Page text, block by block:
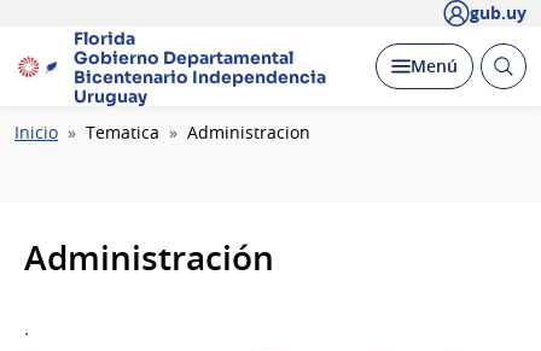
gub.uy
Florida
Gobierno Departamental
Bicentenario Independencia
Uruguay
Desplegar
Menú Abrir
Ruta
Inicio Tematica Administracion
Administración
.